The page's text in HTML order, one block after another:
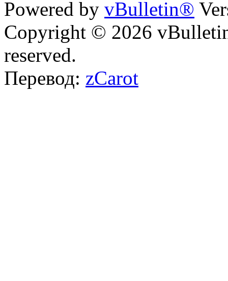
Powered by vBulletin®
Copyright © 2026
reserved.
Перевод: zCarot